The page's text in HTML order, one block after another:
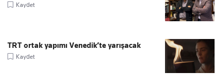
Kaydet
TRT ortak yapımı Venedik’te yarışacak
Kaydet